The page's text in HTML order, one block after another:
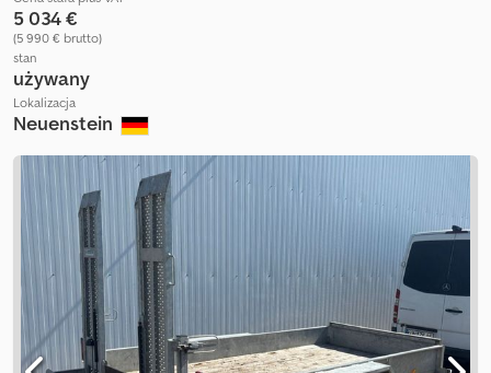
5 034 €
(5 990 € brutto)
stan
używany
Lokalizacja
Neuenstein